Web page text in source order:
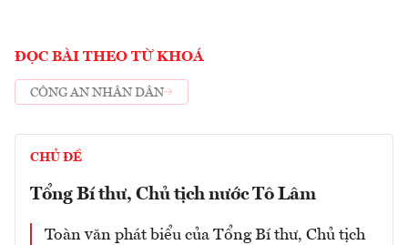
ĐỌC BÀI THEO TỪ KHOÁ
CÔNG AN NHÂN DÂN
CHỦ ĐỀ
Tổng Bí thư, Chủ tịch nước Tô Lâm
Toàn văn phát biểu của Tổng Bí thư, Chủ tịch